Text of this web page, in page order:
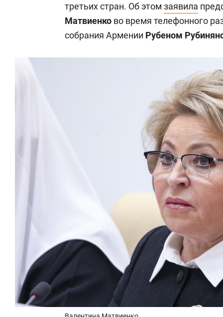
третьих стран. Об этом заявила
Матвиенко во время телефонного
собрания Армении Рубеном